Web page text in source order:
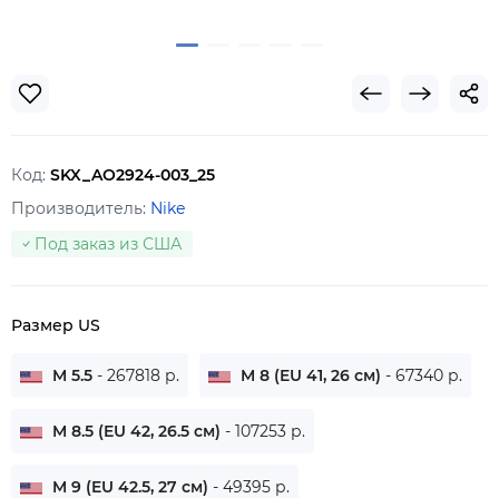
Код: SKX_AO2924-003_25
Производитель: Nike
Под заказ из США
Размер US
M 5.5 - 267818 р. M 8 (EU 41, 26 см) - 67340 р.
M 8.5 (EU 42, 26.5 см) - 107253 р.
M 9 (EU 42.5, 27 см) - 49395 р.